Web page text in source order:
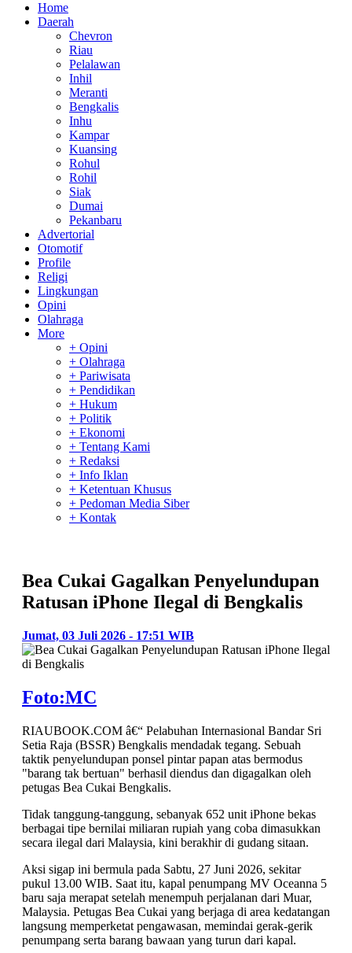
Home
Daerah
Chevron
Riau
Pelalawan
Inhil
Meranti
Bengkalis
Inhu
Kampar
Kuansing
Rohul
Rohil
Siak
Dumai
Pekanbaru
Advertorial
Otomotif
Profile
Religi
Lingkungan
Opini
Olahraga
More
+ Opini
+ Olahraga
+ Pariwisata
+ Pendidikan
+ Hukum
+ Politik
+ Ekonomi
+ Tentang Kami
+ Redaksi
+ Info Iklan
+ Ketentuan Khusus
+ Pedoman Media Siber
+ Kontak
Bea Cukai Gagalkan Penyelundupan
Ratusan iPhone Ilegal di Bengkalis
Jumat, 03 Juli 2026 - 17:51 WIB
Foto:MC
RIAUBOOK.COM â€“ Pelabuhan Internasional Bandar Sri
Setia Raja (BSSR) Bengkalis mendadak tegang. Sebuah
taktik penyelundupan ponsel pintar papan atas bermodus
"barang tak bertuan" berhasil diendus dan digagalkan oleh
petugas Bea Cukai Bengkalis.
Tidak tanggung-tanggung, sebanyak 652 unit iPhone bekas
berbagai tipe bernilai miliaran rupiah yang coba dimasukkan
secara ilegal dari Malaysia, kini berakhir di gudang sitaan.
Aksi sigap ini bermula pada Sabtu, 27 Juni 2026, sekitar
pukul 13.00 WIB. Saat itu, kapal penumpang MV Oceanna 5
baru saja merapat setelah menempuh perjalanan dari Muar,
Malaysia. Petugas Bea Cukai yang berjaga di area kedatangan
langsung memperketat pengawasan, memindai gerak-gerik
penumpang serta barang bawaan yang turun dari kapal.